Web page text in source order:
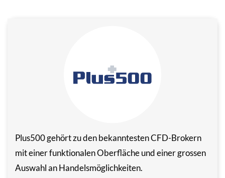
Plus500 gehört zu den bekanntesten CFD-Brokern
mit einer funktionalen Oberfläche und einer grossen
Auswahl an Handelsmöglichkeiten.